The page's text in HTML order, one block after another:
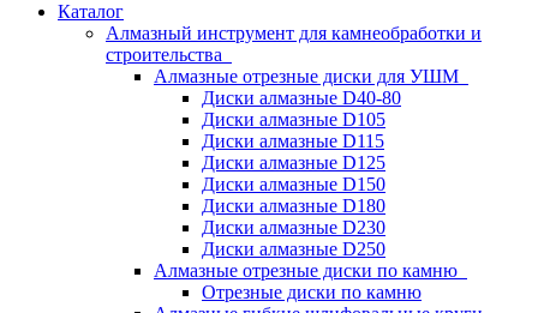
Каталог
Алмазный инструмент для камнеобработки и
строительства
Алмазные отрезные диски для УШМ
Диски алмазные D40-80
Диски алмазные D105
Диски алмазные D115
Диски алмазные D125
Диски алмазные D150
Диски алмазные D180
Диски алмазные D230
Диски алмазные D250
Алмазные отрезные диски по камню
Отрезные диски по камню